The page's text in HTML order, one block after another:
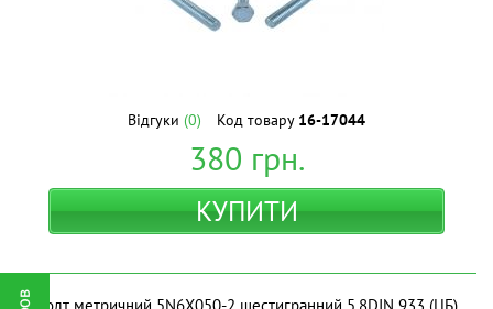
Відгуки (0) Код товару 16-17044
380 грн.
КУПИТИ